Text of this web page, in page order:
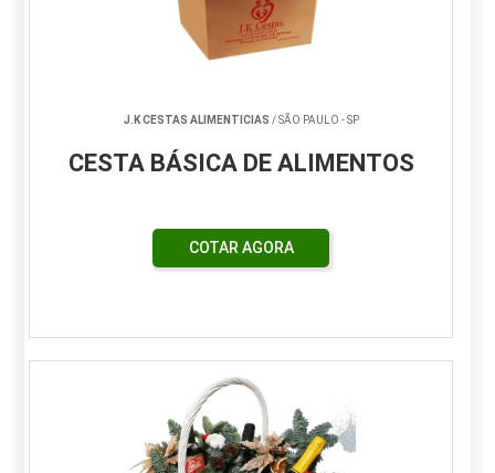
J.K CESTAS ALIMENTICIAS / SÃO PAULO - SP
CESTA BÁSICA DE ALIMENTOS
COTAR AGORA